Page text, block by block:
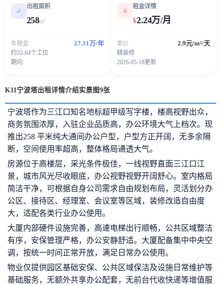
📐
出租面积
258m²
年租金 27.31万/年
约32-64个工位
朝向:
💰
租金详情
¥2.24万/月
单价 2.9元/m²/天
精装修
2026-05-18更新
K11宁波塔出租详情介绍实景图9张
宁波塔作为三江口知名地标超甲级写字楼，楼高视野出众，
商务氛围浓厚，入驻企业品质高，办公环境大气上档次。现
推出258 平米纯大通间办公户型，户型方正开阔，无多余隔
断，空间使用率超高，整体格局通透大气。
房源位于高楼层，采光条件极佳，一线视野直面三江口江
景，城市风光尽收眼底，办公视野视野开阔舒心。室内格局
简洁干净，可根据自身公司需求自由规划布局，灵活划分办
公区、接待区、经理室、会议室等区域，装修改造自由度
大，适配各类行业办公使用。
大厦内部硬件设施完善，高速电梯出行顺畅，公共区域整洁
有序，安保管理严格，办公安静舒适。大厦配备集中中央空
调，按统一时间正常开放，满足日常办公使用。
物业仅提供园区基础安保、公共区域保洁及设施日常维护等
基础服务，无额外共享办公配套，无前台代收快递等增值服